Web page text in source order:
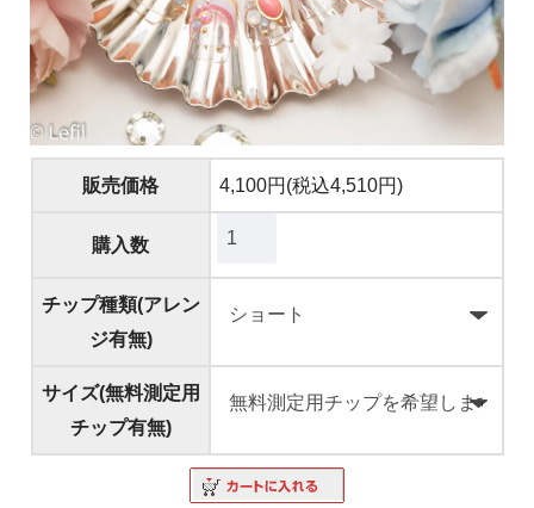
販売価格 4,100円(税込4,510円)
購入数
チップ種類(アレン
ジ有無)
サイズ(無料測定用
チップ有無)